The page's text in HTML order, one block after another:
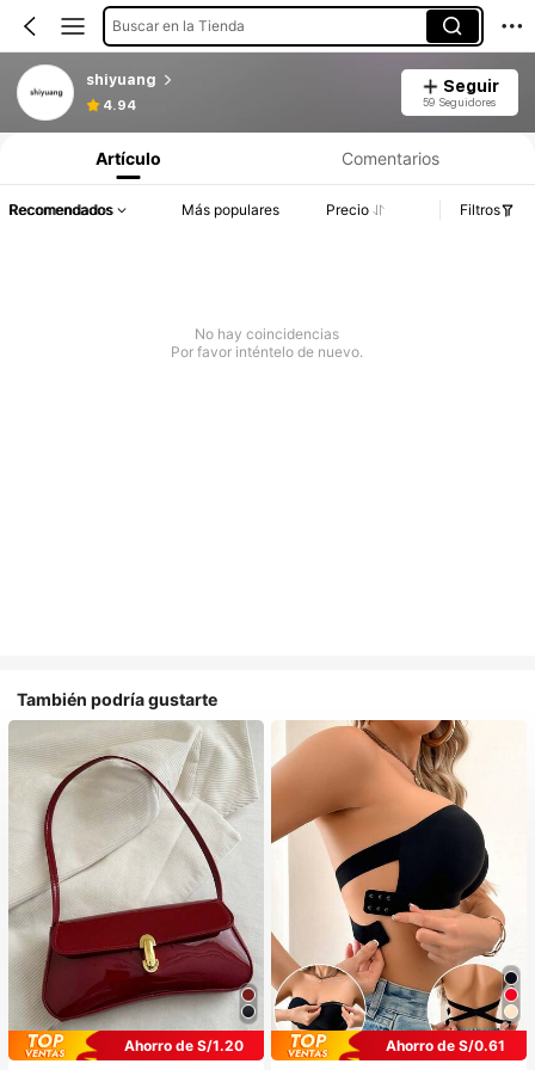
Buscar en la Tienda
shiyuang
4.94
Seguir
59 Seguidores
Artículo Comentarios
Recomendados Más populares Precio Filtros
No hay coincidencias
Por favor inténtelo de nuevo.
También podría gustarte
Ahorro de S/1.20
Ahorro de S/0.61